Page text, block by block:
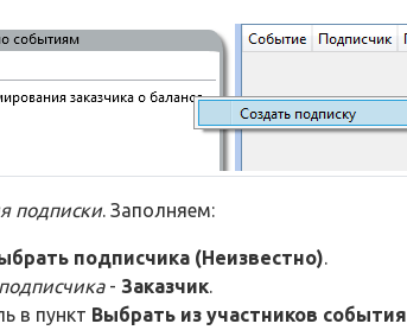
подписки. Заполняем:
подписчика (Неизвестно)
- Заказчик
в пункт Выбрать из участников события